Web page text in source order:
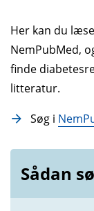
Her kan du
NemPubMed,
finde
litteratur.
Søg i
Sådan